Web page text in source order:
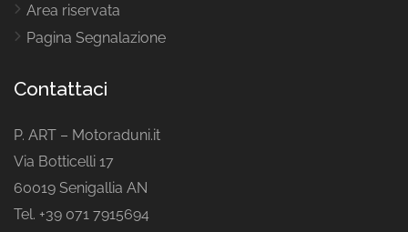
Area riservata
Pagina Segnalazione
Contattaci
P. ART – Motoraduni.it
Via Botticelli 17
60019 Senigallia AN
Tel. +39 071 7915694